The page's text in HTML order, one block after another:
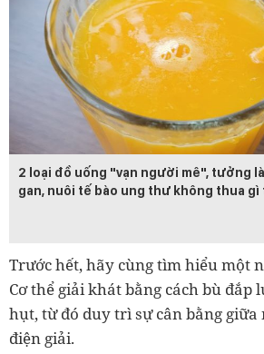
2 loại đồ uống "vạn người mê", tưởng
gan, nuôi tế bào ung thư không thua gì
Trước hết, hãy cùng tìm hiểu một
Cơ thể giải khát bằng cách bù đắp
hụt, từ đó duy trì sự cân bằng giữa
điện giải.